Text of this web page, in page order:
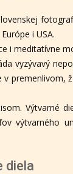
i USA.
i meditatívne
vyzývavý
premenlivom,
Výtvarné
výtvarného
diela